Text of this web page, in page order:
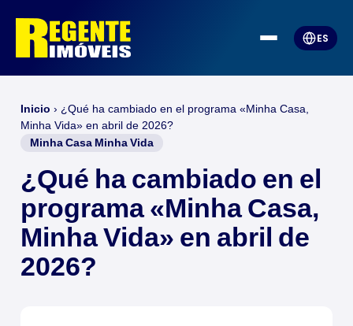
ES
Inicio › ¿Qué ha cambiado en el programa «Minha Casa,
Minha Vida» en abril de 2026?
Minha Casa Minha Vida
¿Qué ha cambiado en el
programa «Minha Casa,
Minha Vida» en abril de
2026?